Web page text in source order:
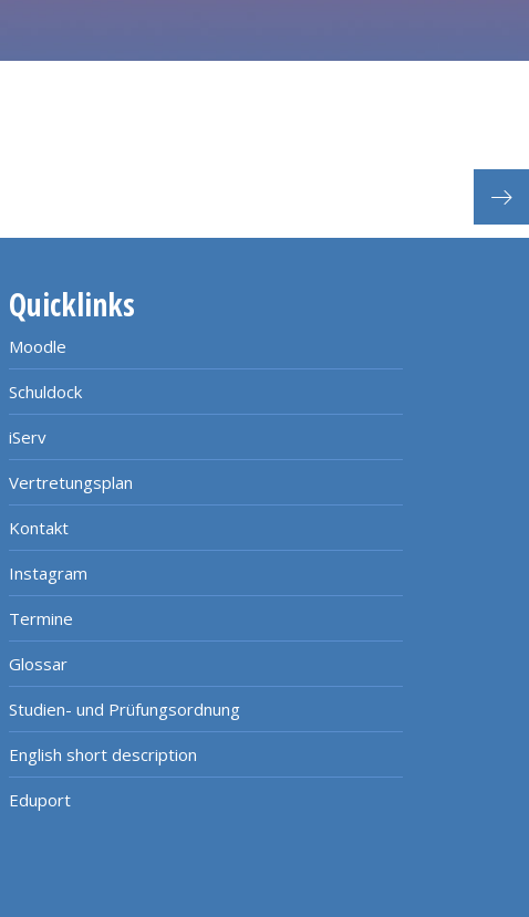
Quicklinks
Moodle
Schuldock
iServ
Vertretungsplan
Kontakt
Instagram
Termine
Glossar
Studien- und Prüfungsordnung
English short description
Eduport